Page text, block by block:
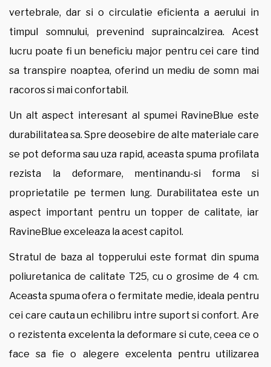
vertebrale, dar si o circulatie eficienta a aerului in
timpul somnului, prevenind supraincalzirea. Acest
lucru poate fi un beneficiu major pentru cei care tind
sa transpire noaptea, oferind un mediu de somn mai
racoros si mai confortabil.
Un alt aspect interesant al spumei RavineBlue este
durabilitatea sa. Spre deosebire de alte materiale care
se pot deforma sau uza rapid, aceasta spuma profilata
rezista la deformare, mentinandu-si forma si
proprietatile pe termen lung. Durabilitatea este un
aspect important pentru un topper de calitate, iar
RavineBlue exceleaza la acest capitol.
Stratul de baza al topperului este format din spuma
poliuretanica de calitate T25, cu o grosime de 4 cm.
Aceasta spuma ofera o fermitate medie, ideala pentru
cei care cauta un echilibru intre suport si confort. Are
o rezistenta excelenta la deformare si cute, ceea ce o
face sa fie o alegere excelenta pentru utilizarea